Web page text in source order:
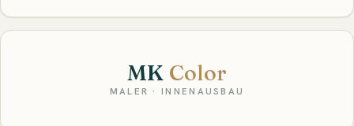
MK Color
MALER · INNENAUSBAU